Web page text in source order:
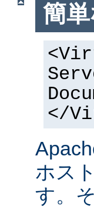
簡単
</
ホス
す。